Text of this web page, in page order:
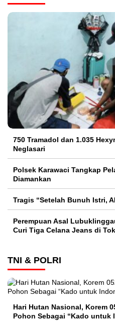
750 Tramadol dan 1.035
Neglasari
Polsek Karawaci Tangkap
Diamankan
Tragis “Setelah Bunuh Istri,
Perempuan Asal
Curi Tiga Celana Jeans di
TNI & POLRI
Hari Hutan Nasional, Korem
Pohon Sebagai “Kado untuk